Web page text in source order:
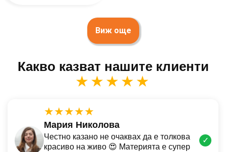
Виж още
Какво казват нашите клиенти
★★★★★
★★★★★
Мария Николова
Честно казано не очаквах да е толкова
красиво на живо 😍 Материята е супер
✓